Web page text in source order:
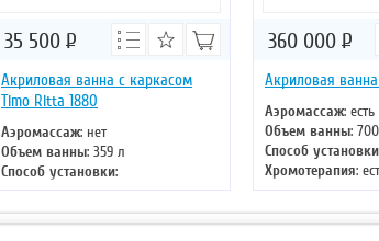
Акриловая ванна с каркасом
Timo Ritta 1880
Аэромассаж: нет
Объем ванны: 359 л
Способ установки:
отдельностоящая
Хромотерапия: нет
Длина: 180 см
35 500 Р
Акриловая
Аэромассаж: есть
Объем ванны:
Способ установки
Хромотерапия:
Длина: 185 см
Ширина: 150 см
360 000 Р